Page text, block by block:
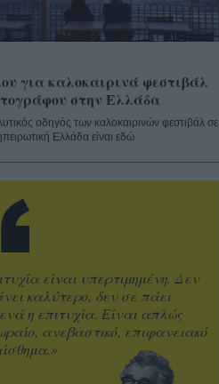
για καλοκαιρινά φεστιβάλ
στην Ελλάδα
οδηγός των καλοκαιρινών φεστιβάλ σε
Ελλάδα είναι εδώ
είναι υπερτιμημένη. Δεν
καλύτερο, δεν σε πάει
η επιτυχία. Είναι απλώς
ανεβαστικό, επιφανειακό